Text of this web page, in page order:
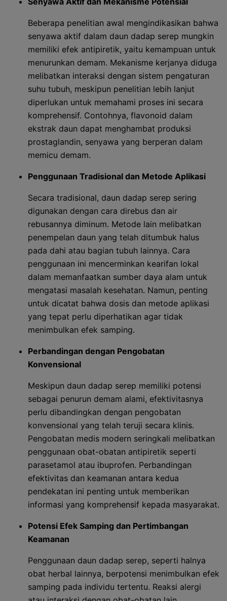
Beberapa penelitian awal mengindikasikan bahwa
senyawa aktif dalam daun dadap serep mungkin
memiliki efek antipiretik, yaitu kemampuan untuk
menurunkan demam. Mekanisme kerjanya diduga
melibatkan interaksi dengan sistem pengaturan
suhu tubuh, meskipun penelitian lebih lanjut
diperlukan untuk memahami proses ini secara
komprehensif. Contohnya, flavonoid dalam
ekstrak daun dapat menghambat produksi
prostaglandin, senyawa yang berperan dalam
memicu demam.
Penggunaan Tradisional dan Metode Aplikasi
Secara tradisional, daun dadap serep sering
digunakan dengan cara direbus dan air
rebusannya diminum. Metode lain melibatkan
penempelan daun yang telah ditumbuk halus
pada dahi atau bagian tubuh lainnya. Cara
penggunaan ini mencerminkan kearifan lokal
dalam memanfaatkan sumber daya alam untuk
mengatasi masalah kesehatan. Namun, penting
untuk dicatat bahwa dosis dan metode aplikasi
yang tepat perlu diperhatikan agar tidak
menimbulkan efek samping.
Perbandingan dengan Pengobatan
Konvensional
Meskipun daun dadap serep memiliki potensi
sebagai penurun demam alami, efektivitasnya
perlu dibandingkan dengan pengobatan
konvensional yang telah teruji secara klinis.
Pengobatan medis modern seringkali melibatkan
penggunaan obat-obatan antipiretik seperti
parasetamol atau ibuprofen. Perbandingan
efektivitas dan keamanan antara kedua
pendekatan ini penting untuk memberikan
informasi yang komprehensif kepada masyarakat.
Potensi Efek Samping dan Pertimbangan
Keamanan
Penggunaan daun dadap serep, seperti halnya
obat herbal lainnya, berpotensi menimbulkan efek
samping pada individu tertentu. Reaksi alergi